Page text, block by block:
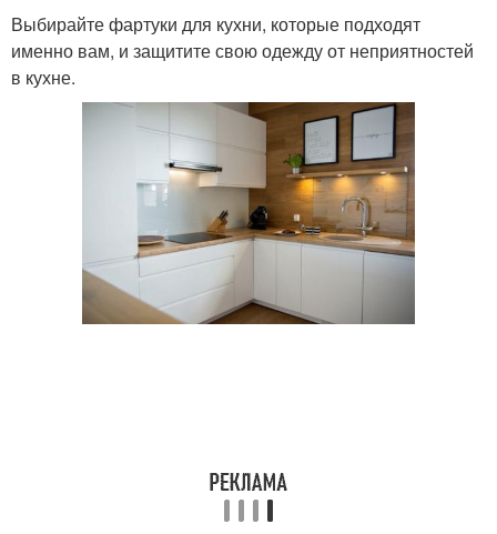
Выбирайте фартуки для кухни, которые подходят
именно вам, и защитите свою одежду от неприятностей
в кухне.